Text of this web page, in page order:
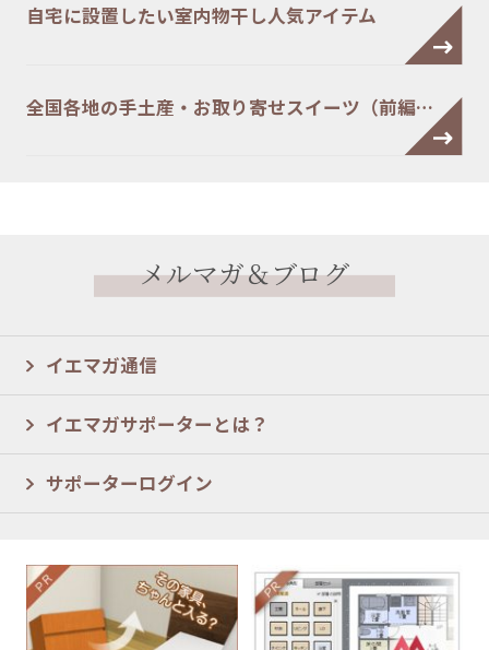
自宅に設置したい室内物干し人気アイテム
全国各地の手土産・お取り寄せスイーツ（前編…
メルマガ＆ブログ
イエマガ通信
イエマガサポーターとは？
サポーターログイン